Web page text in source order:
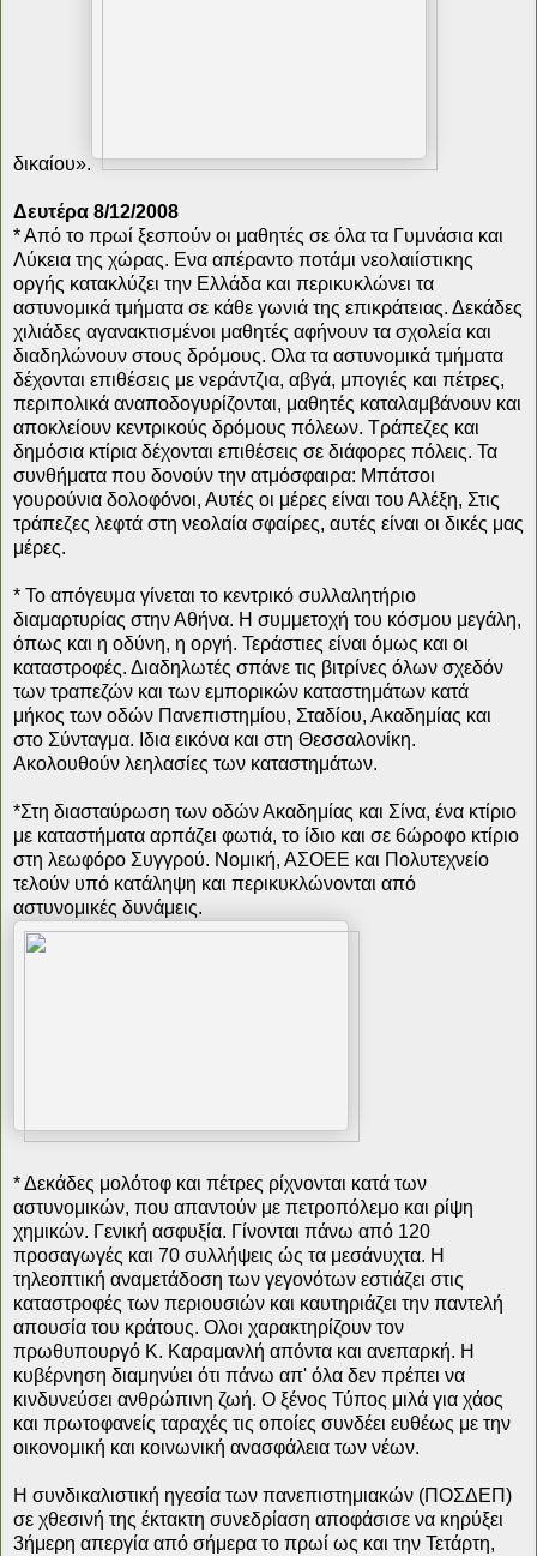
δικαίου».
Δευτέρα 8/12/2008
* Από το πρωί ξεσπούν οι μαθητές σε όλα τα Γυμνάσια και
Λύκεια της χώρας. Ενα απέραντο ποτάμι νεολαιίστικης
οργής κατακλύζει την Ελλάδα και περικυκλώνει τα
αστυνομικά τμήματα σε κάθε γωνιά της επικράτειας. Δεκάδες
χιλιάδες αγανακτισμένοι μαθητές αφήνουν τα σχολεία και
διαδηλώνουν στους δρόμους. Ολα τα αστυνομικά τμήματα
δέχονται επιθέσεις με νεράντζια, αβγά, μπογιές και πέτρες,
περιπολικά αναποδογυρίζονται, μαθητές καταλαμβάνουν και
αποκλείουν κεντρικούς δρόμους πόλεων. Τράπεζες και
δημόσια κτίρια δέχονται επιθέσεις σε διάφορες πόλεις. Τα
συνθήματα που δονούν την ατμόσφαιρα: Μπάτσοι
γουρούνια δολοφόνοι, Αυτές οι μέρες είναι του Αλέξη, Στις
τράπεζες λεφτά στη νεολαία σφαίρες, αυτές είναι οι δικές μας
μέρες.
* Το απόγευμα γίνεται το κεντρικό συλλαλητήριο
διαμαρτυρίας στην Αθήνα. Η συμμετοχή του κόσμου μεγάλη,
όπως και η οδύνη, η οργή. Τεράστιες είναι όμως και οι
καταστροφές. Διαδηλωτές σπάνε τις βιτρίνες όλων σχεδόν
των τραπεζών και των εμπορικών καταστημάτων κατά
μήκος των οδών Πανεπιστημίου, Σταδίου, Ακαδημίας και
στο Σύνταγμα. Ιδια εικόνα και στη Θεσσαλονίκη.
Ακολουθούν λεηλασίες των καταστημάτων.
*Στη διασταύρωση των οδών Ακαδημίας και Σίνα, ένα κτίριο
με καταστήματα αρπάζει φωτιά, το ίδιο και σε 6ώροφο κτίριο
στη λεωφόρο Συγγρού. Νομική, ΑΣΟΕΕ και Πολυτεχνείο
τελούν υπό κατάληψη και περικυκλώνονται από
αστυνομικές δυνάμεις.
* Δεκάδες μολότοφ και πέτρες ρίχνονται κατά των
αστυνομικών, που απαντούν με πετροπόλεμο και ρίψη
χημικών. Γενική ασφυξία. Γίνονται πάνω από 120
προσαγωγές και 70 συλλήψεις ώς τα μεσάνυχτα. Η
τηλεοπτική αναμετάδοση των γεγονότων εστιάζει στις
καταστροφές των περιουσιών και καυτηριάζει την παντελή
απουσία του κράτους. Ολοι χαρακτηρίζουν τον
πρωθυπουργό Κ. Καραμανλή απόντα και ανεπαρκή. Η
κυβέρνηση διαμηνύει ότι πάνω απ' όλα δεν πρέπει να
κινδυνεύσει ανθρώπινη ζωή. Ο ξένος Τύπος μιλά για χάος
και πρωτοφανείς ταραχές τις οποίες συνδέει ευθέως με την
οικονομική και κοινωνική ανασφάλεια των νέων.
Η συνδικαλιστική ηγεσία των πανεπιστημιακών (ΠΟΣΔΕΠ)
σε χθεσινή της έκτακτη συνεδρίαση αποφάσισε να κηρύξει
3ήμερη απεργία από σήμερα το πρωί ως και την Τετάρτη,